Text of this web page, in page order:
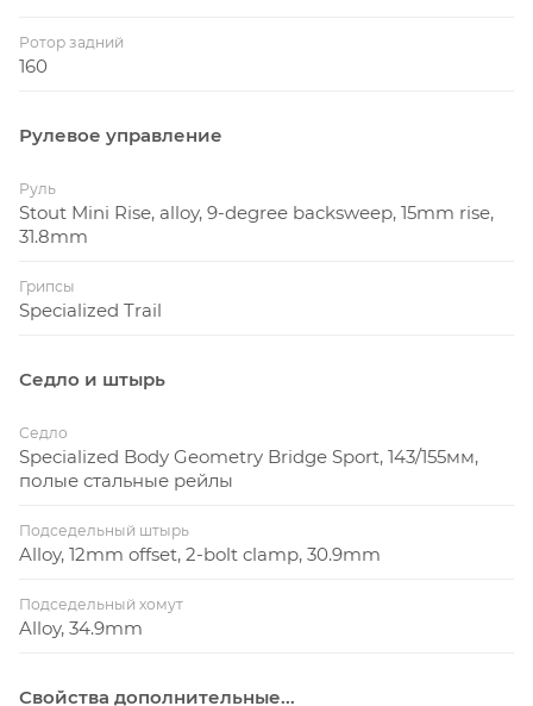
Ротор задний
160
Рулевое управление
Руль
Stout Mini Rise, alloy, 9-degree backsweep, 15mm rise,
31.8mm
Грипсы
Specialized Trail
Седло и штырь
Седло
Specialized Body Geometry Bridge Sport, 143/155мм,
полые стальные рейлы
Подседельный штырь
Alloy, 12mm offset, 2-bolt clamp, 30.9mm
Подседельный хомут
Alloy, 34.9mm
Свойства дополнительные...